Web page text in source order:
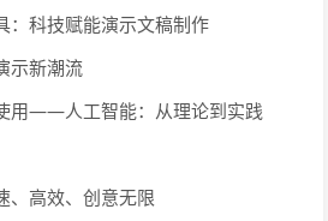
：科技赋能演示文稿制作
示新潮流
用——人工智能：从理论到实践
、高效、创意无限